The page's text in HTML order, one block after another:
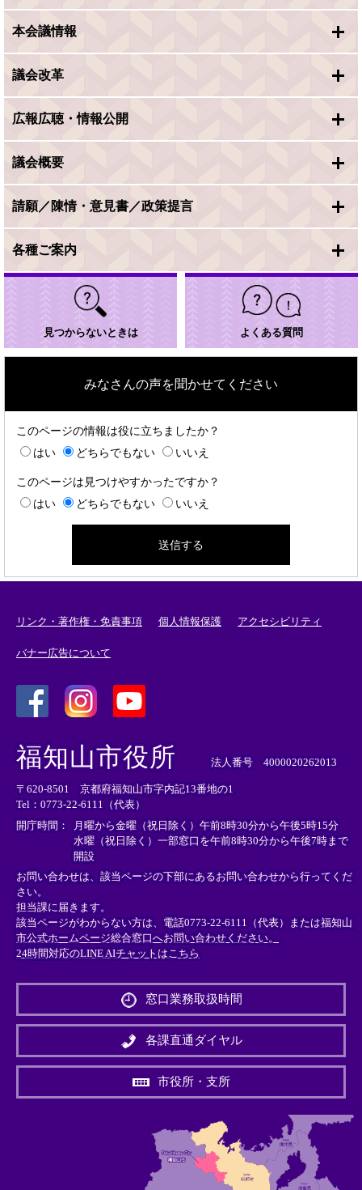
本会議情報
議会改革
広報広聴・情報公開
議会概要
請願／陳情・意見書／政策提言
各種ご案内
見つからないときは よくある質問
みなさんの声を聞かせてください
このページの情報は役に立ちましたか？
はい
どちらでもない いいえ
このページは見つけやすかったですか？
はい
どちらでもない いいえ
リンク・著作権・免責事項 個人情報保護 アクセシビリティ
バナー広告について
外
部
リ
ン
ク
＞
外
リ
ン
ク
＞
外
部
ン
ク
＞
福知山市役所 法人番号 4000020262013
〒620-8501 京都府福知山市字内記13番地の1
Tel：0773-22-6111（代表）
開庁時間：
月曜から金曜（祝日除く）午前8時30分から午後5時15分
水曜（祝日除く）一部窓口を午前8時30分から午後7時まで
開設
お問い合わせは、該当ページの下部にあるお問い合わせから行ってくだ
さい。
担当課に届きます。
該当ページがわからない方は、電話0773-22-6111（代表）または福知山
市公式ホームページ総合窓口へお問い合わせください。
24時間対応のLINE AIチャットはこちら
外
リ
ン
＞
窓口業務取扱時間
各課直通ダイヤル
市役所・支所